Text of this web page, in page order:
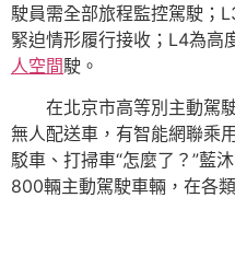
駛員需全部旅程監控駕駛；
緊迫情形履行接收；L4為高
人空間駛。
在北京市高等別主動駕
無人配送車，有智能網聯乘
駁車、打掃車“怎麼了？”藍
800輛主動駕駛車輛，在各